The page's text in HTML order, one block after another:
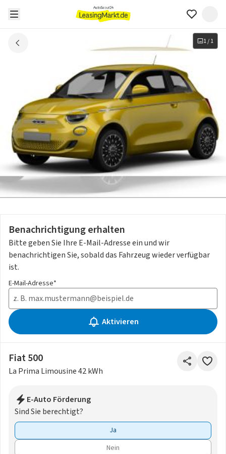
1/1
Benachrichtigung erhalten
Bitte geben Sie Ihre E-Mail-Adresse ein und wir
benachrichtigen Sie, sobald das Fahrzeug wieder verfügbar
ist.
E-Mail-Adresse*
Aktivieren
Fiat 500
La Prima Limousine 42 kWh
E-Auto Förderung
Sind Sie berechtigt?
Ja
Nein